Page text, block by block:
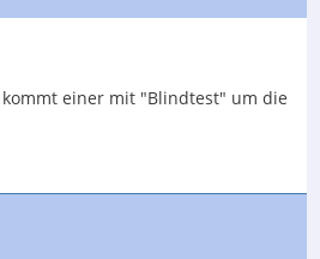
einer mit "Blindtest" um die